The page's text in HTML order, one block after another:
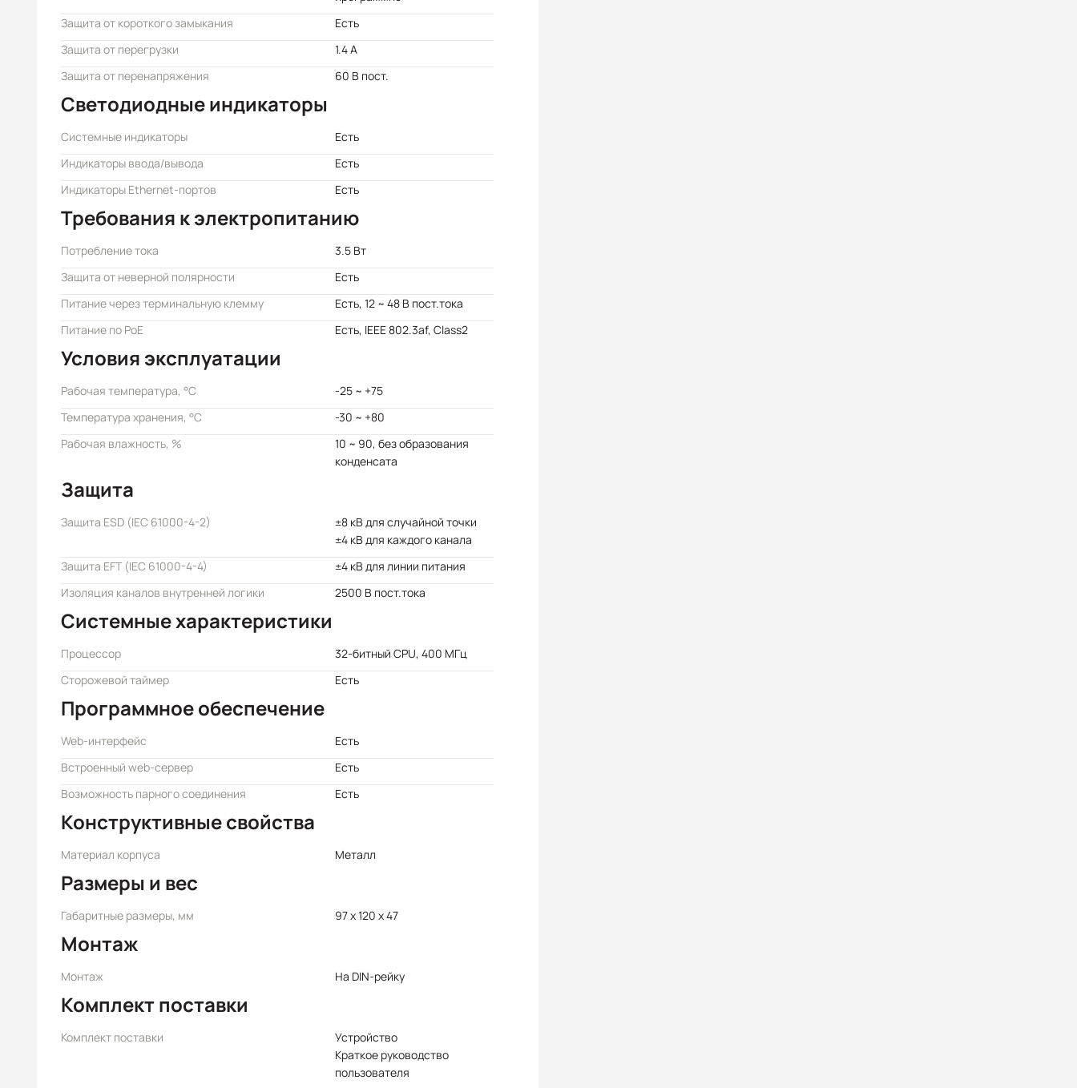
Защита от короткого замыкания
Есть
Защита от перегрузки
1.4 A
Защита от перенапряжения
60 В пост.
Светодиодные индикаторы
Системные индикаторы
Есть
Индикаторы ввода/вывода
Есть
Индикаторы Ethernet-портов
Есть
Требования к электропитанию
Потребление тока
3.5 Вт
Защита от неверной полярности
Есть
Питание через терминальную клемму
Есть, 12 ~ 48 В пост.тока
Питание по PoE
Есть, IEEE 802.3af, Class2
Условия эксплуатации
Рабочая температура, °C
-25 ~ +75
Температура хранения, °C
-30 ~ +80
Рабочая влажность, %
10 ~ 90, без образования
конденсата
Защита
Защита ESD (IEC 61000-4-2)
±8 кВ для случайной точки
±4 кВ для каждого канала
Защита EFT (IEC 61000-4-4)
±4 кВ для линии питания
Изоляция каналов внутренней логики
2500 В пост.тока
Системные характеристики
Процессор
32-битный CPU, 400 МГц
Сторожевой таймер
Есть
Программное обеспечение
Web-интерфейс
Есть
Встроенный web-сервер
Есть
Возможность парного соединения
Есть
Конструктивные свойства
Материал корпуса Металл
Размеры и вес
Габаритные размеры, мм 97 x 120 x 47
Монтаж
Монтаж На DIN-рейку
Комплект поставки
Комплект поставки
Устройство
Краткое руководство
пользователя